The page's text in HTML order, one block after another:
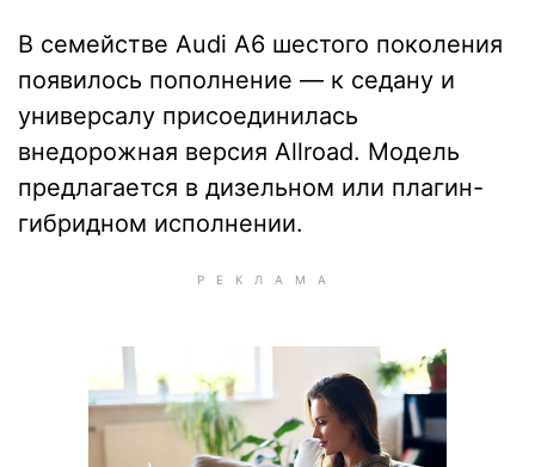
В семействе Audi A6 шестого поколения
появилось пополнение — к седану и
универсалу присоединилась
внедорожная версия Allroad. Модель
предлагается в дизельном или плагин-
гибридном исполнении.